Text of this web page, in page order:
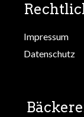
Impressum
Datenschutz